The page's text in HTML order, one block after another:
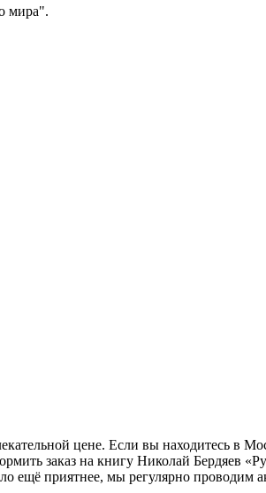
мира".
цене. Если вы находитесь в
заказ на книгу Николай Бердяев
ещё приятнее, мы регулярно проводим